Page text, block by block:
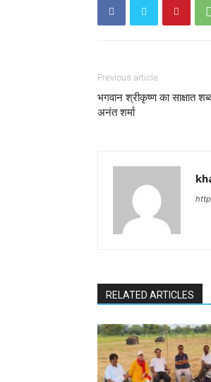
Previous article
भगवान श्रीकृष्ण का साक्षात
अनंत शर्मा
RELATED ARTICLES